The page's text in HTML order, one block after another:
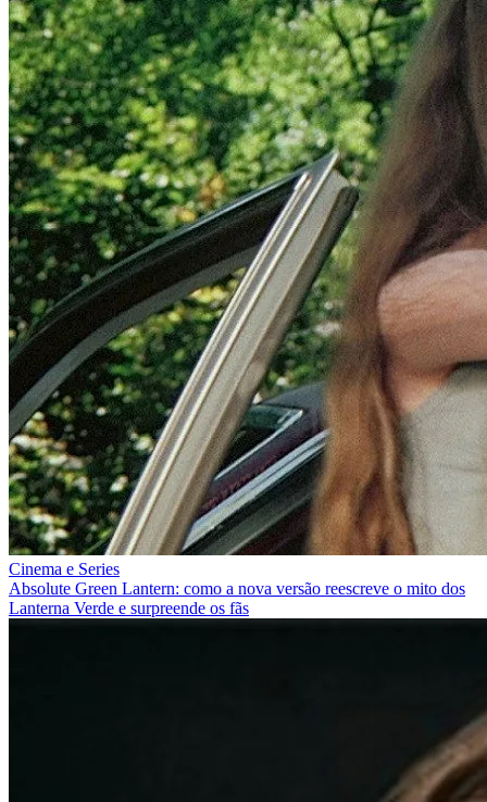
Cinema e Series
Absolute Green Lantern: como a nova versão reescreve o mito dos
Lanterna Verde e surpreende os fãs